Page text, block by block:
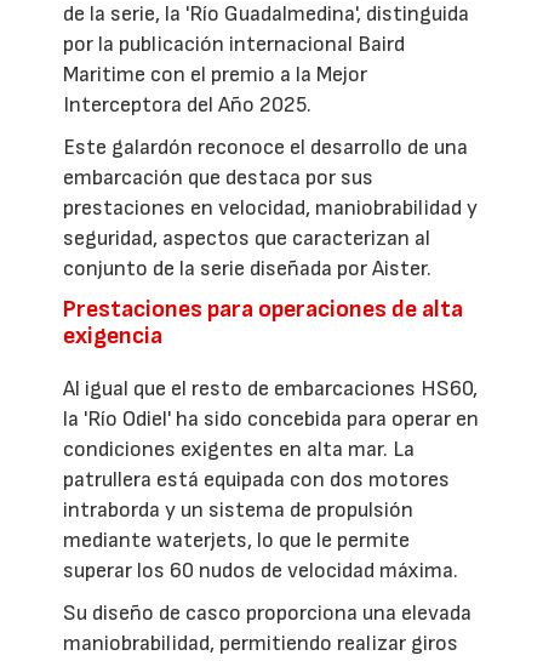
de la serie, la 'Río Guadalmedina', distinguida
por la publicación internacional Baird
Maritime con el premio a la Mejor
Interceptora del Año 2025.
Este galardón reconoce el desarrollo de una
embarcación que destaca por sus
prestaciones en velocidad, maniobrabilidad y
seguridad, aspectos que caracterizan al
conjunto de la serie diseñada por Aister.
Prestaciones para operaciones de alta
exigencia
Al igual que el resto de embarcaciones HS60,
la 'Río Odiel' ha sido concebida para operar en
condiciones exigentes en alta mar. La
patrullera está equipada con dos motores
intraborda y un sistema de propulsión
mediante waterjets, lo que le permite
superar los 60 nudos de velocidad máxima.
Su diseño de casco proporciona una elevada
maniobrabilidad, permitiendo realizar giros